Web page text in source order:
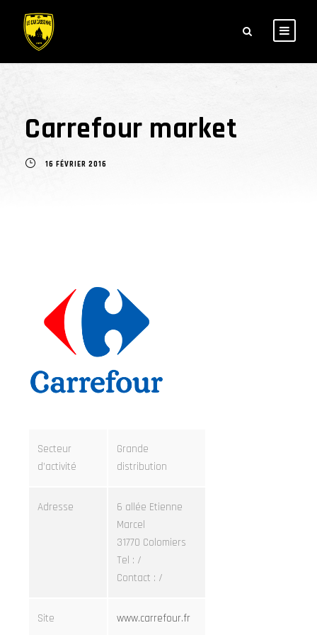
Carrefour market
16 FÉVRIER 2016
Secteur
d’activité
Grande
distribution
Adresse
6 allée Etienne
Marcel
31770 Colomiers
Tel : /
Contact : /
Site www.carrefour.fr